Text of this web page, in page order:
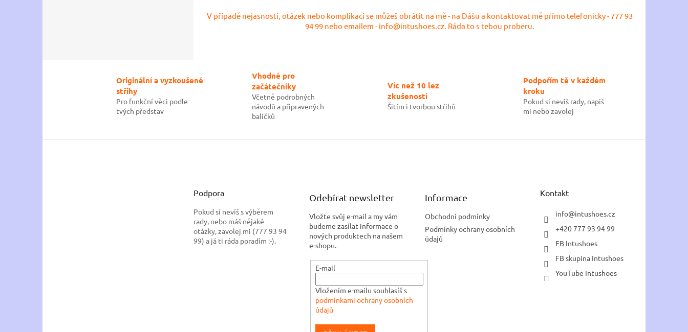
V případě nejasností, otázek nebo komplikací se můžeš obrátit na mě - na Dášu a kontaktovat mě přímo telefonicky - 777 93
94 99 nebo emailem - info@intushoes.cz. Ráda to s tebou proberu.
Originální a vyzkoušené
střihy
Pro funkční věci podle
tvých představ
Vhodné pro
začátečníky
Včetně podrobných
návodů a připravených
balíčků
Víc než 10 lez
zkušeností
Šitím i tvorbou střihů
Podpořím tě v každém
kroku
Pokud si nevíš rady, napiš
mi nebo zavolej
Podpora
Pokud si nevíš s výběrem
rady, nebo máš nějaké
otázky, zavolej mi (777 93 94
99) a já ti ráda poradím :-).
Odebírat newsletter
Vložte svůj e-mail a my vám
budeme zasílat informace o
nových produktech na našem
e-shopu.
E-mail
Vložením e-mailu souhlasíš s
podmínkami ochrany osobních
údajů
Informace
Obchodní podmínky
Podmínky ochrany osobních
údajů
Kontakt
info@intushoes.cz
+420 777 93 94 99
FB Intushoes
FB skupina Intushoes
YouTube Intushoes